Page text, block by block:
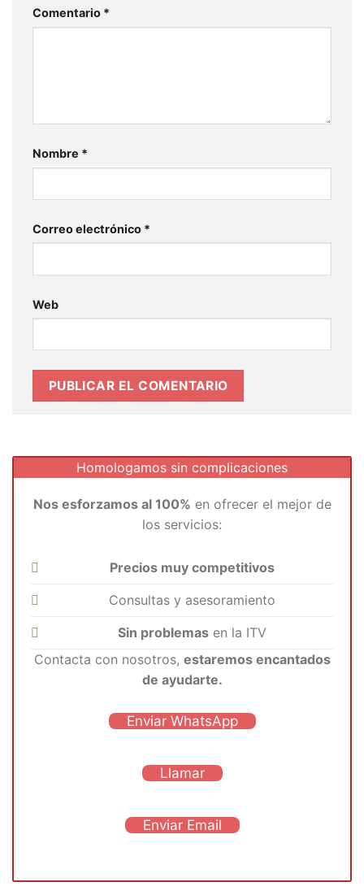
Comentario *
Nombre *
Correo electrónico *
Web
Homologamos sin complicaciones
Nos esforzamos al 100% en ofrecer el mejor de
los servicios:
Precios muy competitivos
Consultas y asesoramiento
Sin problemas en la ITV
Contacta con nosotros, estaremos encantados
de ayudarte.
Enviar WhatsApp
Llamar
Enviar Email